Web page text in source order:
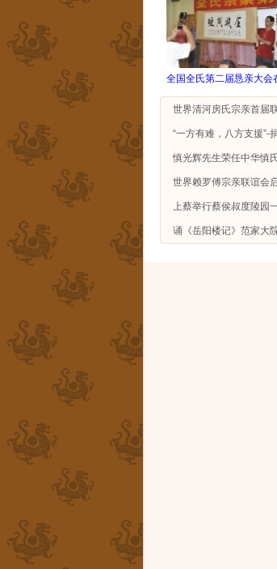
全国全氏第二届恳亲大会
世界清河房氏宗亲首届
“一方有难，八方支援”-
慎光辉先生荣任中华慎
世界赖罗傅宗亲联谊会
上蔡举行蔡侯叔度陵园
诵《岳阳楼记》范家大